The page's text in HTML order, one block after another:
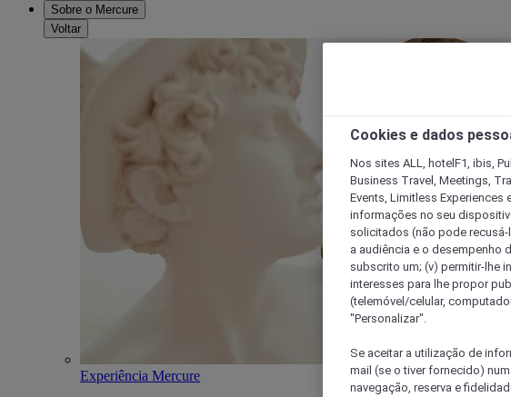
Sobre o Mercure
Voltar
Experiência Mercure
Cookies e dados
Nos sites ALL, hotelF1, ibis,
Business Travel, Meetings,
Events, Limitless Experiences
informações no seu
solicitados (não pode
a audiência e o desempenho
subscrito um; (v) permitir-lhe
interesses para lhe propor
(telemóvel/celular,
"Personalizar".
Se aceitar a utilização de
mail (se o tiver fornecido)
navegação, reserva e